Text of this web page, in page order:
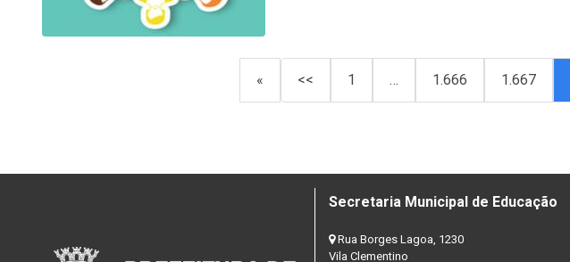
« << 1 … 1.666 1.667
Secretaria Municipal de Educação
Rua Borges Lagoa, 1230
Vila Clementino